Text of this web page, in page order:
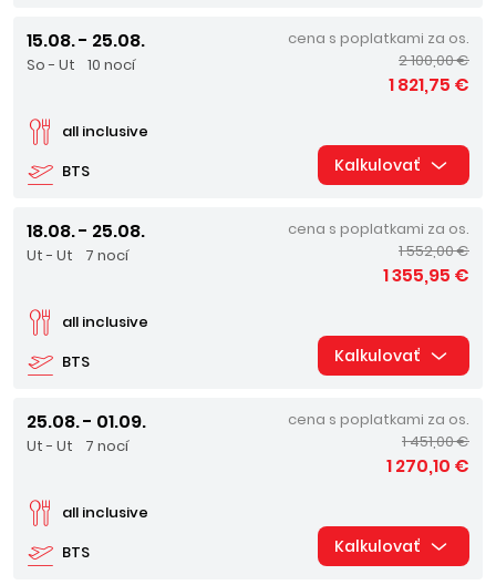
15.08. - 25.08.
So - Ut 10 nocí
BTS
all inclusive
cena s poplatkami za os.
2 100,00 €
1 821,75 €
Kalkulovať
18.08. - 25.08.
Ut - Ut 7 nocí
BTS
all inclusive
cena s poplatkami za os.
1 552,00 €
1 355,95 €
Kalkulovať
25.08. - 01.09.
Ut - Ut 7 nocí
BTS
all inclusive
cena s poplatkami za os.
1 451,00 €
1 270,10 €
Kalkulovať